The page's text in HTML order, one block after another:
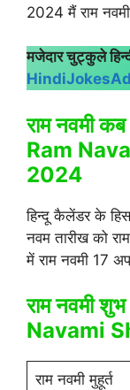
2024 मैं राम
मजेदार चुट्कुले
राम नवमी
Ram
2024
हिन्दू कैलेंडर के
नवम तारीख को
में राम नवमी 17
राम नवमी
Navami
राम नवमी मुहूर्त